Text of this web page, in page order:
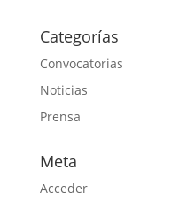
Categorías
Convocatorias
Noticias
Prensa
Meta
Acceder